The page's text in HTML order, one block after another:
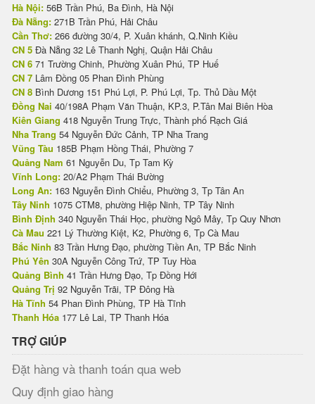
Hà Nội: 56B Trần Phú, Ba Đình, Hà Nội
Đà Nẵng: 271B Trần Phú, Hải Châu
Cần Thơ: 266 đường 30/4, P. Xuân khánh, Q.Ninh Kiều
CN 5 Đà Nẵng 32 Lê Thanh Nghị, Quận Hải Châu
CN 6 71 Trường Chinh, Phường Xuân Phú, TP Huế
CN 7 Lâm Đồng 05 Phan Đình Phùng
CN 8 Bình Dương 151 Phú Lợi, P. Phú Lợi, Tp. Thủ Dầu Một
Đồng Nai 40/198A Phạm Văn Thuận, KP.3, P.Tân Mai Biên Hòa
Kiên Giang 418 Nguyễn Trung Trực, Thành phố Rạch Giá
Nha Trang 54 Nguyễn Đức Cảnh, TP Nha Trang
Vũng Tàu 185B Phạm Hồng Thái, Phường 7
Quảng Nam 61 Nguyễn Du, Tp Tam Kỳ
Vĩnh Long: 20/A2 Phạm Thái Bường
Long An: 163 Nguyễn Đình Chiểu, Phường 3, Tp Tân An
Tây Ninh 1075 CTM8, phường Hiệp Ninh, TP Tây Ninh
Bình Định 340 Nguyễn Thái Học, phường Ngô Mây, Tp Quy Nhơn
Cà Mau 221 Lý Thường Kiệt, K2, Phường 6, Tp Cà Mau
Bắc Ninh 83 Trần Hưng Đạo, phường Tiền An, TP Bắc Ninh
Phú Yên 30A Nguyễn Công Trứ, TP Tuy Hòa
Quảng Bình 41 Trần Hưng Đạo, Tp Đồng Hới
Quảng Trị 92 Nguyễn Trãi, TP Đông Hà
Hà Tĩnh 54 Phan Đình Phùng, TP Hà Tĩnh
Thanh Hóa 177 Lê Lai, TP Thanh Hóa
TRỢ GIÚP
Đặt hàng và thanh toán qua web
Quy định giao hàng